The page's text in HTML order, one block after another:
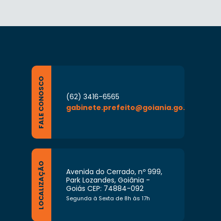
FALE CONOSCO
(62) 3416-6565
gabinete.prefeito@goiania.go.gov.br
LOCALIZAÇÃO
Avenida do Cerrado, nº 999,
Park Lozandes, Goiânia -
Goiás CEP: 74884-092
Segunda à Sexta de 8h às 17h